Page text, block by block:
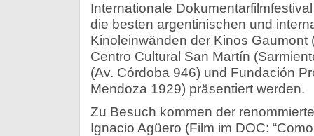
Internationale
die besten argentinischen und
Kinoleinwänden der Kinos Gaumont
Centro Cultural San Martín
(Av. Córdoba 946) und Fundación
Mendoza 1929) präsentiert werden.
Zu Besuch kommen der
Ignacio Agüero (Film im DOC: